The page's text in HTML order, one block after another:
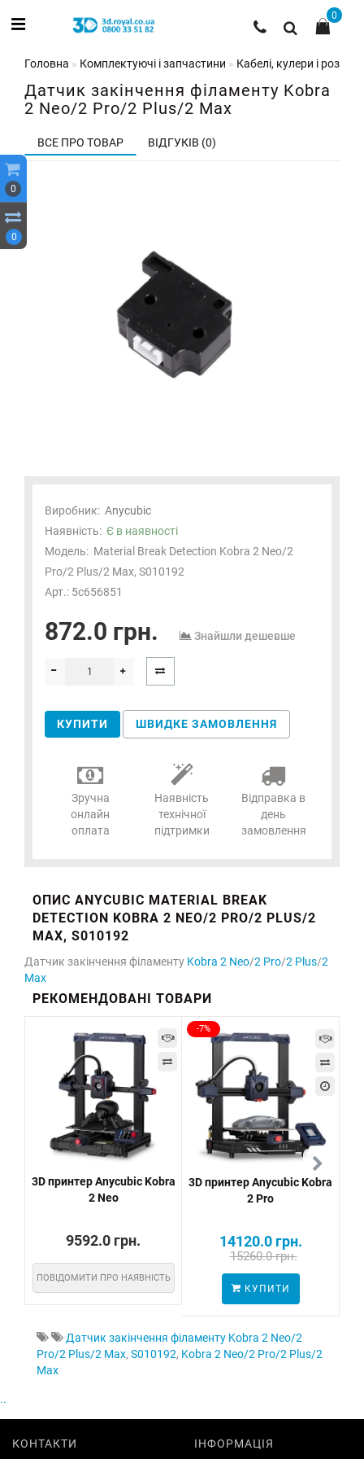
0
0
0
Головна Комплектуючі і запчастини Кабелі, кулери і роз'єми
Датчик закінчення філаменту Kobra
2 Neo/2 Pro/2 Plus/2 Max
ВСЕ ПРО ТОВАР ВІДГУКІВ (0)
Виробник: Anycubic
Наявність: Є в наявності
Модель: Material Break Detection Kobra 2 Neo/2
Pro/2 Plus/2 Max, S010192
Арт.: 5c656851
872.0 грн. Знайшли дешевше
КУПИТИ ШВИДКЕ ЗАМОВЛЕННЯ
Зручна
онлайн
оплата
Наявність
технічної
підтримки
Відправка в
день
замовлення
ОПИС ANYCUBIC MATERIAL BREAK
DETECTION KOBRA 2 NEO/2 PRO/2 PLUS/2
MAX, S010192
Датчик закінчення філаменту Kobra 2 Neo/2 Pro/2 Plus/2
Max
РЕКОМЕНДОВАНІ ТОВАРИ
3D принтер Anycubic Kobra
2 Neo
9592.0 грн.
ПОВІДОМИТИ ПРО НАЯВНІСТЬ
-7%
3D принтер Anycubic Kobra
2 Pro
14120.0 грн.
15260.0 грн.
КУПИТИ
Датчик закінчення філаменту Kobra 2 Neo/2
Pro/2 Plus/2 Max, S010192, Kobra 2 Neo/2 Pro/2 Plus/2
Max
..
КОНТАКТИ ІНФОРМАЦІЯ